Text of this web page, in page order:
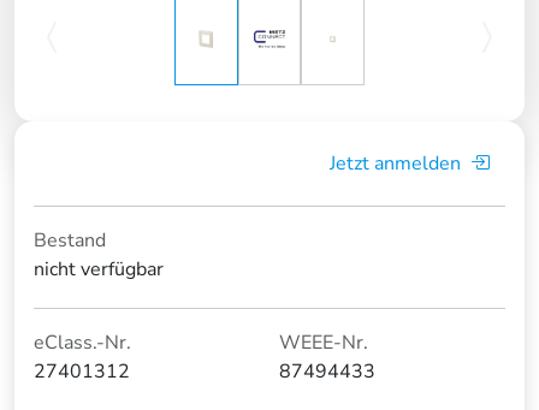
Jetzt anmelden
Bestand
nicht verfügbar
eClass.-Nr.
27401312
WEEE-Nr.
87494433